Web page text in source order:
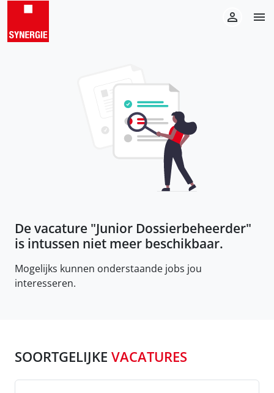
De vacature "Junior Dossierbeheerder"
is intussen niet meer beschikbaar.
Mogelijks kunnen onderstaande jobs jou
interesseren.
SOORTGELIJKE VACATURES